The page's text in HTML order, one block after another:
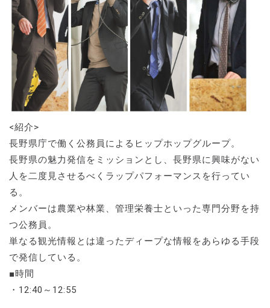
<紹介>
長野県庁で働く公務員によるヒップホップグループ。
長野県の魅力発信をミッションとし、長野県に興味がない
人を二度見させるべくラップパフォーマンスを行ってい
る。
メンバーは農業や林業、管理栄養士といった専門分野を持
つ公務員。
単なる観光情報とは違ったディープな情報をあらゆる手段
で発信している。
■時間
・12:40～12:55